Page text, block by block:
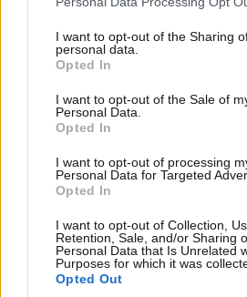
not limited to your visit or usage
grant or deny consent to Google and
use your data for below specified
consent section.
I want to opt-out of the Sharing
personal data.
Opted In
I want to opt-out of the Sale of
Personal Data.
Opted In
I want to opt-out of processing
Personal Data for Targeted
Opted In
I want to opt-out of Collection,
Retention, Sale, and/or Sharing
Personal Data that Is Unrelated
Purposes for which it was
Opted Out